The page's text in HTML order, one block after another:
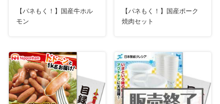
【パネもく！】国産牛ホル
モン
【パネもく！】国産ポーク
焼肉セット